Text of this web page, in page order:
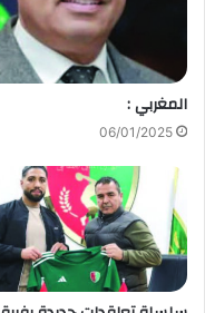
المغربي :
06/01/2025